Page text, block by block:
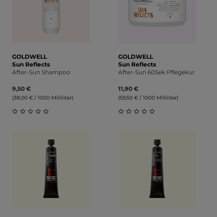
GOLDWELL
Sun Reflects
After-Sun Shampoo
9,50 €
(38,00 € / 1000 Milliliter)
GOLDWELL
Sun Reflects
After-Sun 60Sek Pflegekur
11,90 €
(59,50 € / 1000 Milliliter)